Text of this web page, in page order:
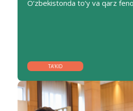
O‘zbekistonda to‘y va qarz
TA’KID